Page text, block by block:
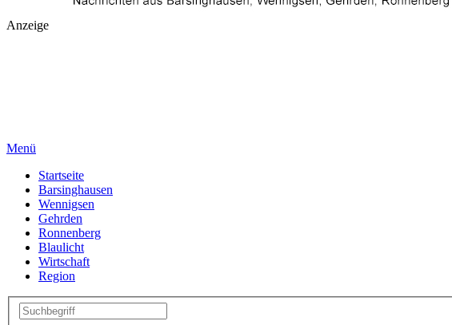
Anzeige
Menü
Startseite
Barsinghausen
Wennigsen
Gehrden
Ronnenberg
Blaulicht
Wirtschaft
Region